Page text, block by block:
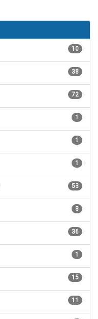
10
38
72
1
1
1
53
3
36
1
15
11